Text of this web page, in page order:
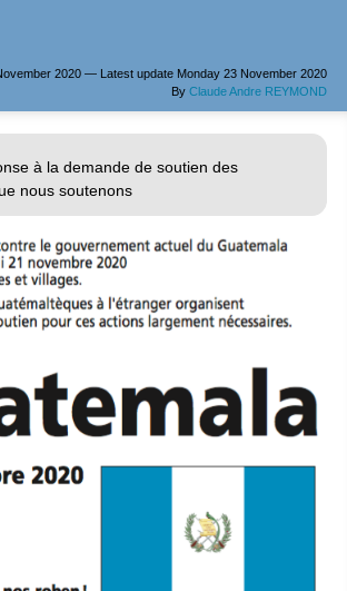
2020 — Latest update Monday 23 November 2020
By Claude Andre REYMOND
à la demande de soutien des
nous soutenons